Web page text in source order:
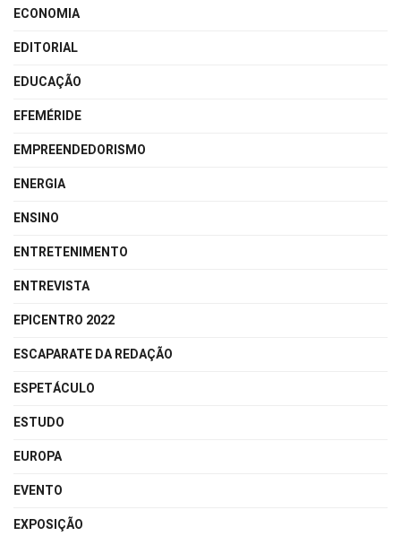
ECONOMIA
EDITORIAL
EDUCAÇÃO
EFEMÉRIDE
EMPREENDEDORISMO
ENERGIA
ENSINO
ENTRETENIMENTO
ENTREVISTA
EPICENTRO 2022
ESCAPARATE DA REDAÇÃO
ESPETÁCULO
ESTUDO
EUROPA
EVENTO
EXPOSIÇÃO